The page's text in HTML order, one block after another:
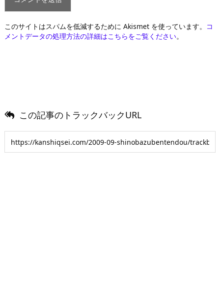
このサイトはスパムを低減するために Akismet を使っています。
コ
メントデータの処理方法の詳細はこちらをご覧ください。
この記事のトラックバックURL